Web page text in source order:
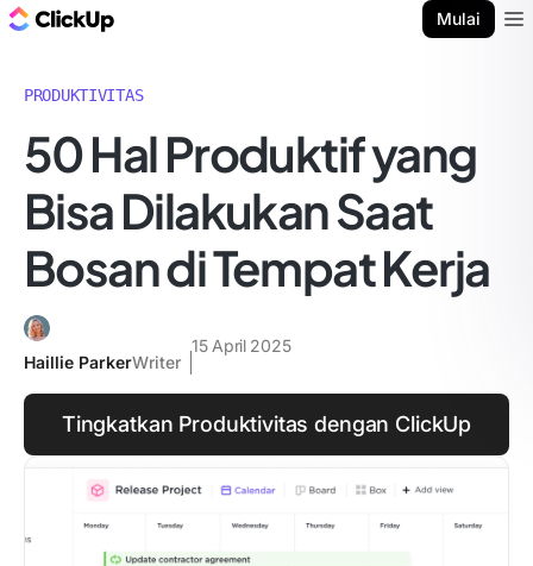
Mulai
PRODUKTIVITAS
50 Hal Produktif yang
Bisa Dilakukan Saat
Bosan di Tempat Kerja
Haillie ParkerWriter
15 April 2025
Tingkatkan Produktivitas dengan ClickUp